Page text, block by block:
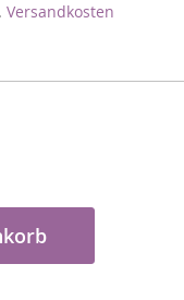
Versandkosten